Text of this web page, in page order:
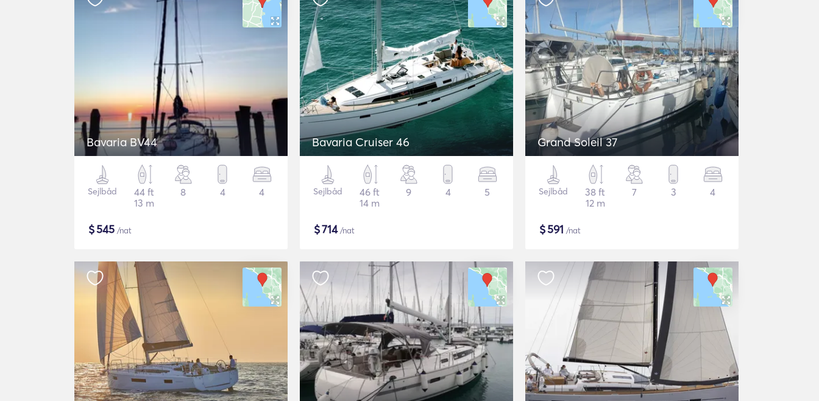
Bavaria BV44
Sejlbåd
44 ft
13 m
8 4 4
$545 /nat
Bavaria Cruiser 46
Sejlbåd
46 ft
14 m
9 4 5
$714/nat
Grand Soleil 37
Sejlbåd
38 ft
12 m
7 3 4
$591 /nat